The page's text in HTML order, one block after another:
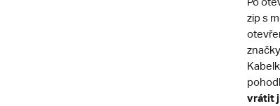
zip s
vrátit